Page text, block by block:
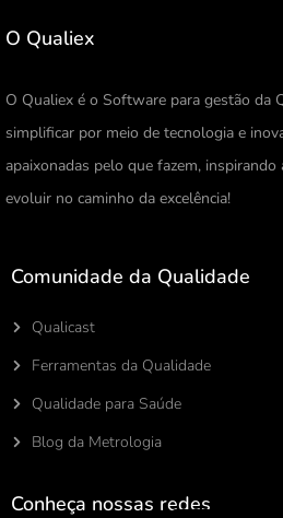
O Qualiex
O Qualiex é o Software para gestão da
simplificar por meio de tecnologia e
apaixonadas pelo que fazem, inspirando
evoluir no caminho da excelência!
Comunidade da Qualidade
Qualicast
Ferramentas da Qualidade
Qualidade para Saúde
Blog da Metrologia
Conheça nossas redes